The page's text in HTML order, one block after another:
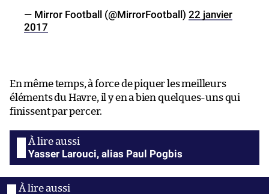
— Mirror Football (@MirrorFootball) 22 janvier
2017
En même temps, à force de piquer les meilleurs
éléments du Havre, il y en a bien quelques-uns qui
finissent par percer.
Yasser Larouci, alias Paul Pogbis